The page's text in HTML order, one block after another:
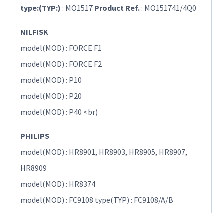
type:(TYP:) : MO1517 Product Ref.: MO151741/4Q0
NILFISK
model(MOD) : FORCE F1
model(MOD) : FORCE F2
model(MOD) : P10
model(MOD) : P20
model(MOD) : P40 <br)
PHILIPS
model(MOD) : HR8901, HR8903, HR8905, HR8907,
HR8909
model(MOD) : HR8374
model(MOD) : FC9108 type(TYP) : FC9108/A/B